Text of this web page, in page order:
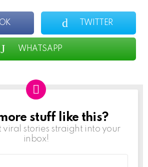
TWITTER
WHATSAPP
stuff like this?
viral stories straight into your
inbox!